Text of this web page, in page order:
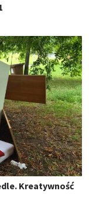
Kreatywność